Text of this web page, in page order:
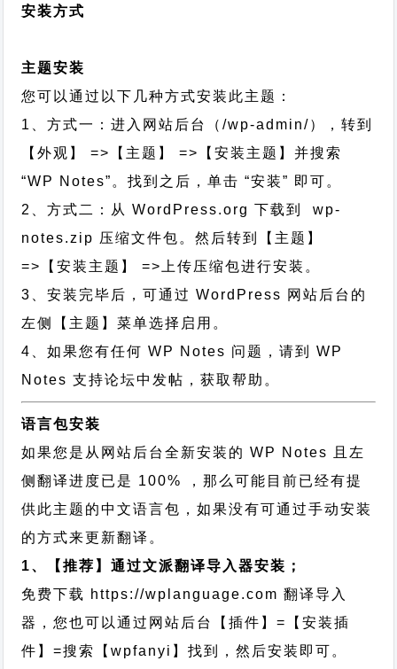
安装方式
主题安装
您可以通过以下几种方式安装此主题：
1、方式一：进入网站后台（/wp-admin/），转到
【外观】 =>【主题】 =>【安装主题】并搜索
“WP Notes”。找到之后，单击 “安装” 即可。
2、方式二：从 WordPress.org 下载到 wp-
notes.zip 压缩文件包。然后转到【主题】
=>【安装主题】 =>上传压缩包进行安装。
3、安装完毕后，可通过 WordPress 网站后台的
左侧【主题】菜单选择启用。
4、如果您有任何 WP Notes 问题，请到 WP
Notes 支持论坛中发帖，获取帮助。
语言包安装
如果您是从网站后台全新安装的 WP Notes 且左
侧翻译进度已是 100% ，那么可能目前已经有提
供此主题的中文语言包，如果没有可通过手动安装
的方式来更新翻译。
1、【推荐】通过文派翻译导入器安装；
免费下载 https://wplanguage.com 翻译导入
器，您也可以通过网站后台【插件】=【安装插
件】=搜索【wpfanyi】找到，然后安装即可。